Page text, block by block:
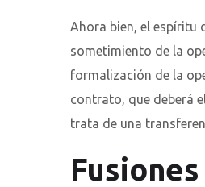
Ahora bien, el espíritu
sometimiento de la
formalización de la
contrato, que deberá
trata de una
Fusiones